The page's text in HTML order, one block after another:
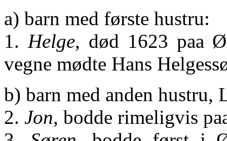
a) barn med første hustru:
1. Helge, død 1623 paa
vegne mødte Hans
b) barn med anden hustru,
2. Jon, bodde rimeligvis